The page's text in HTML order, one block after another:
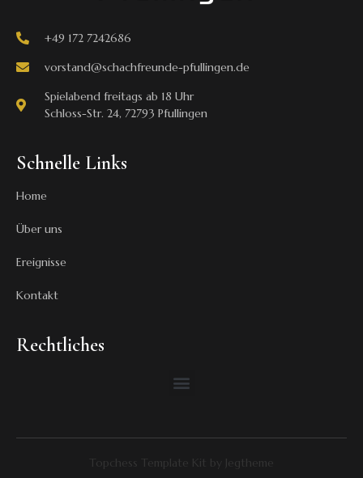
+49 172 7242686
vorstand@schachfreunde-pfullingen.de
Spielabend freitags ab 18 Uhr
Schloss-Str. 24, 72793 Pfullingen
Schnelle Links
Home
Über uns
Ereignisse
Kontakt
Rechtliches
Topchess Template Kit by Jegtheme